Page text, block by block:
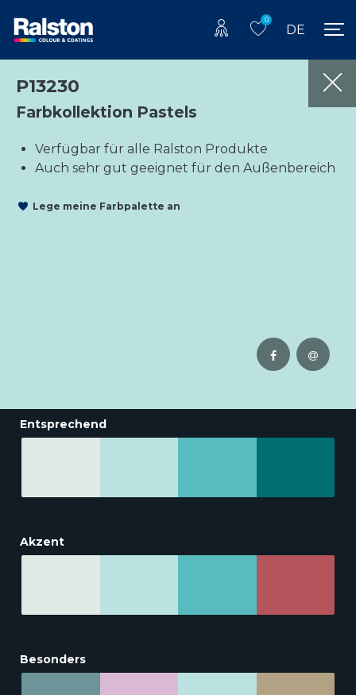
0
DE
P13230
Farbkollektion Pastels
Verfügbar für alle Ralston Produkte
Auch sehr gut geeignet für den Außenbereich
Lege meine Farbpalette an
Entsprechend
Akzent
Besonders